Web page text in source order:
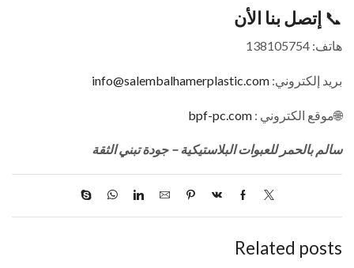
📞 إتصل بنا الأن
هاتف: 138105754
بريد إلكتروني: info@salembalhamerplastic.com
🌐موقع الكتروني : bpf-pc.com
سالم بالحمر للعبوات البلاستيكية – جودة تبني الثقة
Related posts